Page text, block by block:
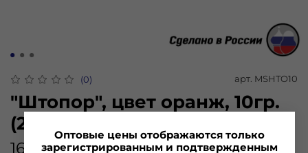
(0) арт. MSHTO10
"Штопор", цвет оранж, 10гр.
(2шт)
166.00 ₽
Оптовые цены отображаются только
зарегистрированным и подтвержденным